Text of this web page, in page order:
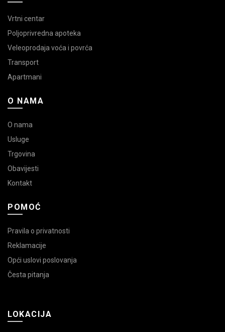
Vrtni centar
Poljoprivredna apoteka
Veleoprodaja voća i povrća
Transport
Apartmani
O NAMA
O nama
Usluge
Trgovina
Obavijesti
Kontakt
POMOĆ
Pravila o privatnosti
Reklamacije
Opći uslovi poslovanja
Česta pitanja
LOKACIJA